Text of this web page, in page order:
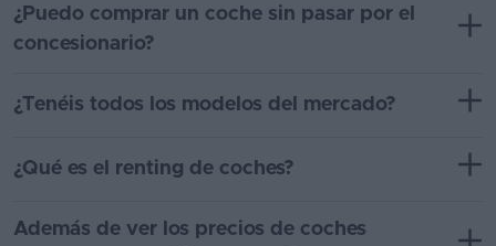
¿Puedo comprar un coche sin pasar por el
concesionario?
¿Tenéis todos los modelos del mercado?
¿Qué es el renting de coches?
Además de ver los precios de coches